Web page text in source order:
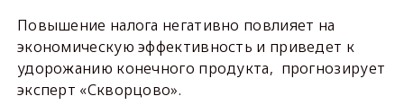
Повышение налога негативно повлияет на
экономическую эффективность и приведет к
удорожанию конечного продукта, прогнозирует
эксперт «Скворцово».